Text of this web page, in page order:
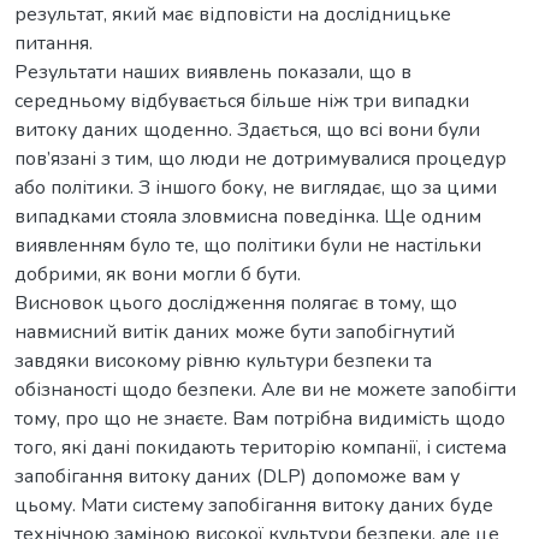
результат, який має відповісти на дослідницьке
питання.
Результати наших виявлень показали, що в
середньому відбувається більше ніж три випадки
витоку даних щоденно. Здається, що всі вони були
пов’язані з тим, що люди не дотримувалися процедур
або політики. З іншого боку, не виглядає, що за цими
випадками стояла зловмисна поведінка. Ще одним
виявленням було те, що політики були не настільки
добрими, як вони могли б бути.
Висновок цього дослідження полягає в тому, що
навмисний витік даних може бути запобігнутий
завдяки високому рівню культури безпеки та
обізнаності щодо безпеки. Але ви не можете запобігти
тому, про що не знаєте. Вам потрібна видимість щодо
того, які дані покидають територію компанії, і система
запобігання витоку даних (DLP) допоможе вам у
цьому. Мати систему запобігання витоку даних буде